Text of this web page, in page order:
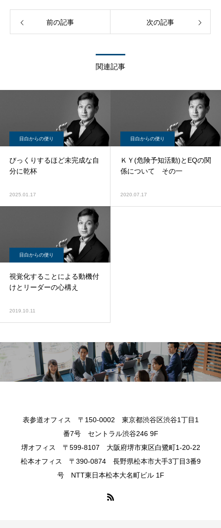
前の記事 次の記事
関連記事
目白からの便り
びっくりするほど未完成な自
分に乾杯
2025.01.17
目白からの便り
ＫＹ(危険予知活動)とEQの関
係について その一
2020.07.17
目白からの便り
視覚化することによる動機付
けとリーダーの心構え
2019.10.11
表参道オフィス 〒150-0002 東京都渋谷区渋谷1丁目1
番7号 セントラル渋谷246 9F
堺オフィス 〒599-8107 大阪府堺市東区白鷺町1-20-22
松本オフィス 〒390-0874 長野県松本市大手3丁目3番9
号 NTT東日本松本大名町ビル 1F